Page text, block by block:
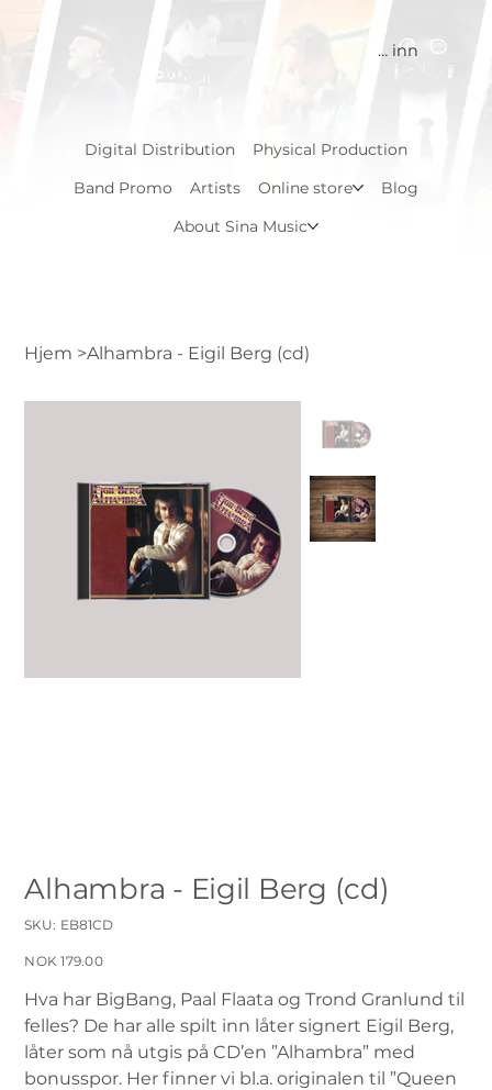
Logg inn
Digital Distribution
Physical Production
Band Promo
Artists Online store
Blog
About Sina Music
Hjem >Alhambra - Eigil Berg (cd)
Alhambra - Eigil Berg (cd)
SKU: SKU
EB81CD
EB81CD
Price
NOK 179.00
Hva har BigBang, Paal Flaata og Trond Granlund til
felles? De har alle spilt inn låter signert Eigil Berg,
låter som nå utgis på CD’en ”Alhambra” med
bonusspor. Her finner vi bl.a. originalen til ”Queen